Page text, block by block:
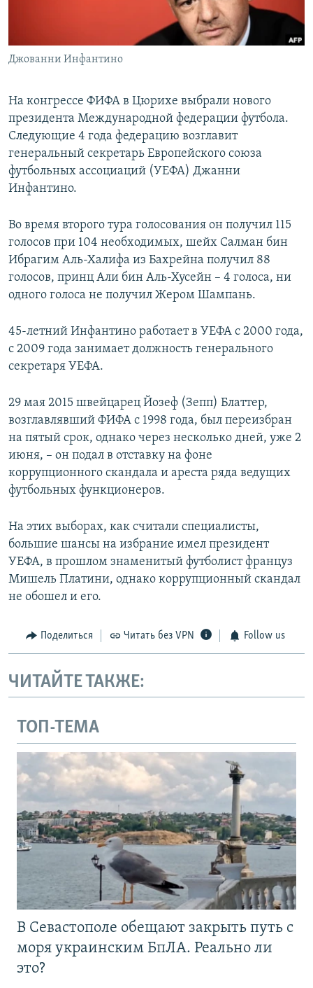
ELIFBE
Все сайты RFE/RL
Джованни Инфантино
На конгрессе ФИФА в Цюрихе выбрали нового
президента Международной федерации футбола.
Следующие 4 года федерацию возглавит
генеральный секретарь Европейского союза
футбольных ассоциаций (УЕФА) Джанни
Инфантино.
Во время второго тура голосования он получил 115
голосов при 104 необходимых, шейх Салман бин
Ибрагим Аль-Халифа из Бахрейна получил 88
голосов, принц Али бин Аль-Хусейн – 4 голоса, ни
одного голоса не получил Жером Шампань.
45-летний Инфантино работает в УЕФА с 2000 года,
с 2009 года занимает должность генерального
секретаря УЕФА.
29 мая 2015 швейцарец Йозеф (Зепп) Блаттер,
возглавлявший ФИФА с 1998 года, был переизбран
на пятый срок, однако через несколько дней, уже 2
июня, – он подал в отставку на фоне
коррупционного скандала и ареста ряда ведущих
футбольных функционеров.
На этих выборах, как считали специалисты,
большие шансы на избрание имел президент
УЕФА, в прошлом знаменитый футболист француз
Мишель Платини, однако коррупционный скандал
не обошел и его.
Поделиться Читать без VPN Follow us
ЧИТАЙТЕ ТАКЖЕ:
ТОП-ТЕМА
В Севастополе обещают закрыть путь с
моря украинским БпЛА. Реально ли
это?